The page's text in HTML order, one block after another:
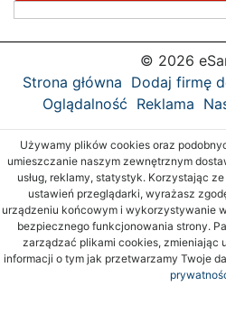
© 2026
Strona główna Dodaj firmę
Oglądalność Reklama
Używamy plików cookies oraz
umieszczanie naszym zewnętrznym
usług, reklamy, statystyk. Korzystając
ustawień przeglądarki, wyrażasz
urządzeniu końcowym i wykorzystywanie
bezpiecznego funkcjonowania strony.
zarządzać plikami cookies, zmieniając
informacji o tym jak przetwarzamy Twoje